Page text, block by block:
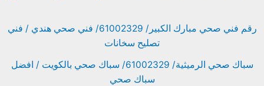
رقم فني صحي مبارك الكبير/ 61002329/ فني صحي هندي / فني
تصليح سخانات
سباك صحي الرميثية/ 61002329/ سباك صحي بالكويت / افضل
سباك صحي